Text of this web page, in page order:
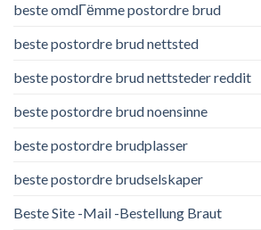
beste omdГёmme postordre brud
beste postordre brud nettsted
beste postordre brud nettsteder reddit
beste postordre brud noensinne
beste postordre brudplasser
beste postordre brudselskaper
Beste Site -Mail -Bestellung Braut